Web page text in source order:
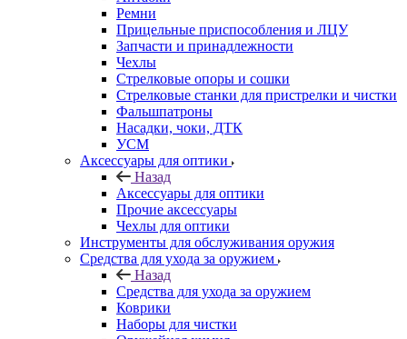
Ремни
Прицельные приспособления и ЛЦУ
Запчасти и принадлежности
Чехлы
Стрелковые опоры и сошки
Стрелковые станки для пристрелки и чистки
Фальшпатроны
Насадки, чоки, ДТК
УСМ
Аксессуары для оптики
Назад
Аксессуары для оптики
Прочие аксессуары
Чехлы для оптики
Инструменты для обслуживания оружия
Средства для ухода за оружием
Назад
Средства для ухода за оружием
Коврики
Наборы для чистки